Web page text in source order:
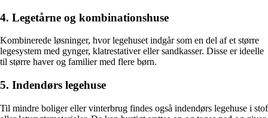
4. Legetårne og kombinationshuse
Kombinerede løsninger, hvor legehuset indgår som en del af et større
legesystem med gynger, klatrestativer eller sandkasser. Disse er ideelle
til større haver og familier med flere børn.
5. Indendørs legehuse
Til mindre boliger eller vinterbrug findes også indendørs legehuse i stof